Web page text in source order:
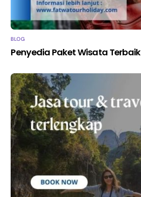
BLOG
Penyedia Paket Wisata Terbaik